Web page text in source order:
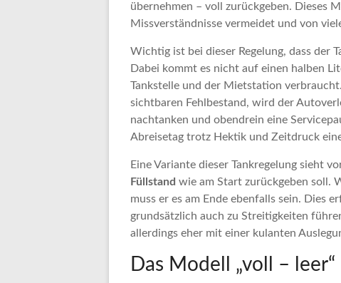
übernehmen – voll zurückgeben. Dieses
Missverständnisse vermeidet und von
Wichtig ist bei dieser Regelung, dass der
Dabei kommt es nicht auf einen halben
Tankstelle und der Mietstation
sichtbaren Fehlbestand, wird der
nachtanken und obendrein eine
Abreisetag trotz Hektik und Zeitdruck
Eine Variante dieser Tankregelung sieht
Füllstand wie am Start zurückgeben soll.
muss er es am Ende ebenfalls sein. Dies
grundsätzlich auch zu Streitigkeiten
allerdings eher mit einer kulanten
Das Modell „voll – leer“